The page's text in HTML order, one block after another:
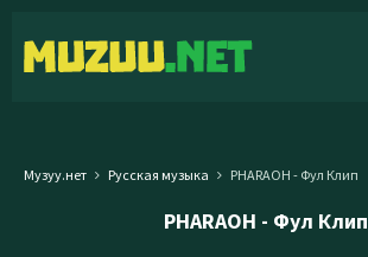
Музуу.нет Русская музыка PHARAOH - Фул Клип
PHARAOH - Фул Клип